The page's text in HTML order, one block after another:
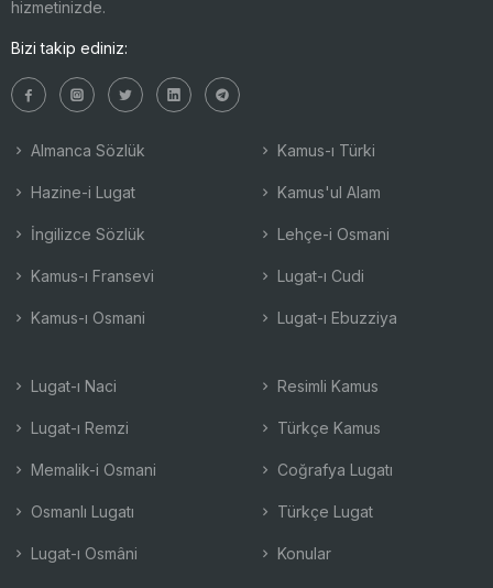
hizmetinizde.
Bizi takip ediniz:
Almanca Sözlük
Hazine-i Lugat
İngilizce Sözlük
Kamus-ı Fransevi
Kamus-ı Osmani
Kamus-ı Türki
Kamus'ul Alam
Lehçe-i Osmani
Lugat-ı Cudi
Lugat-ı Ebuzziya
Lugat-ı Naci
Lugat-ı Remzi
Memalik-i Osmani
Osmanlı Lugatı
Lugat-ı Osmâni
Resimli Kamus
Türkçe Kamus
Coğrafya Lugatı
Türkçe Lugat
Konular